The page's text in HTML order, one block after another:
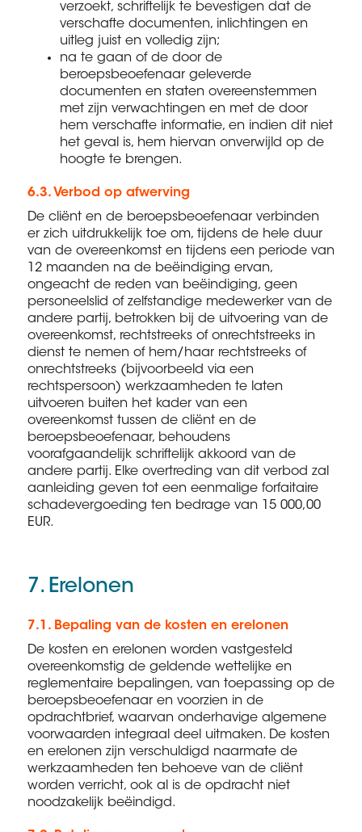
verzoekt, schriftelijk te bevestigen dat de
verschafte documenten, inlichtingen en
uitleg juist en volledig zijn;
na te gaan of de door de
beroepsbeoefenaar geleverde
documenten en staten overeenstemmen
met zijn verwachtingen en met de door
hem verschafte informatie, en indien dit niet
het geval is, hem hiervan onverwijld op de
hoogte te brengen.
6.3. Verbod op afwerving
De cliënt en de beroepsbeoefenaar verbinden
er zich uitdrukkelijk toe om, tijdens de hele duur
van de overeenkomst en tijdens een periode van
12 maanden na de beëindiging ervan,
ongeacht de reden van beëindiging, geen
personeelslid of zelfstandige medewerker van de
andere partij, betrokken bij de uitvoering van de
overeenkomst, rechtstreeks of onrechtstreeks in
dienst te nemen of hem/haar rechtstreeks of
onrechtstreeks (bijvoorbeeld via een
rechtspersoon) werkzaamheden te laten
uitvoeren buiten het kader van een
overeenkomst tussen de cliënt en de
beroepsbeoefenaar, behoudens
voorafgaandelijk schriftelijk akkoord van de
andere partij. Elke overtreding van dit verbod zal
aanleiding geven tot een eenmalige forfaitaire
schadevergoeding ten bedrage van 15 000,00
EUR.
7. Erelonen
7.1. Bepaling van de kosten en erelonen
De kosten en erelonen worden vastgesteld
overeenkomstig de geldende wettelijke en
reglementaire bepalingen, van toepassing op de
beroepsbeoefenaar en voorzien in de
opdrachtbrief, waarvan onderhavige algemene
voorwaarden integraal deel uitmaken. De kosten
en erelonen zijn verschuldigd naarmate de
werkzaamheden ten behoeve van de cliënt
worden verricht, ook al is de opdracht niet
noodzakelijk beëindigd.